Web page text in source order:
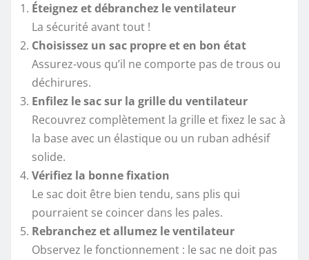
Éteignez et débranchez le ventilateur
La sécurité avant tout !
Choisissez un sac propre et en bon état
Assurez-vous qu’il ne comporte pas de trous ou
déchirures.
Enfilez le sac sur la grille du ventilateur
Recouvrez complètement la grille et fixez le sac à
la base avec un élastique ou un ruban adhésif
solide.
Vérifiez la bonne fixation
Le sac doit être bien tendu, sans plis qui
pourraient se coincer dans les pales.
Rebranchez et allumez le ventilateur
Observez le fonctionnement : le sac ne doit pas